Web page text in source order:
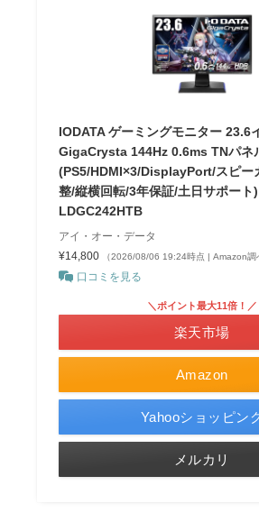
IODATA ゲーミングモニター 23.6
GigaCrysta 144Hz 0.6ms TNパネ
(PS5/HDMI×3/DisplayPort/スピー
整/縦横回転/3年保証/土日サポート
LDGC242HTB
アイ・オー・データ
¥14,800
（2026/08/06 19:24時点 | Amazon調
口コミを見る
Amazon
＼ポイント最大11倍！／
楽天市場
Yahooショッピン
メルカリ